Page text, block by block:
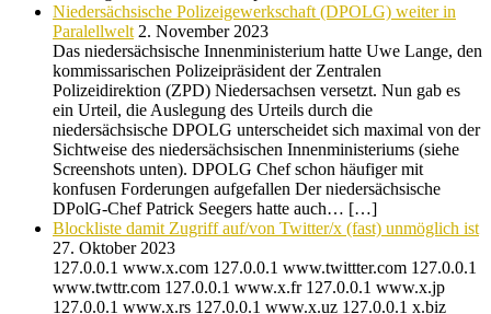
Niedersächsische Polizeigewerkschaft (DPOLG) weiter in
Paralellwelt 2. November 2023
Das niedersächsische Innenministerium hatte Uwe Lange, den
kommissarischen Polizeipräsident der Zentralen
Polizeidirektion (ZPD) Niedersachsen versetzt. Nun gab es
ein Urteil, die Auslegung des Urteils durch die
niedersächsische DPOLG unterscheidet sich maximal von der
Sichtweise des niedersächsischen Innenministeriums (siehe
Screenshots unten). DPOLG Chef schon häufiger mit
konfusen Forderungen aufgefallen Der niedersächsische
DPolG-Chef Patrick Seegers hatte auch… […]
Blockliste damit Zugriff auf/von Twitter/x (fast) unmöglich ist
27. Oktober 2023
127.0.0.1 www.x.com 127.0.0.1 www.twittter.com 127.0.0.1
www.twttr.com 127.0.0.1 www.x.fr 127.0.0.1 www.x.jp
127.0.0.1 www.x.rs 127.0.0.1 www.x.uz 127.0.0.1 x.biz